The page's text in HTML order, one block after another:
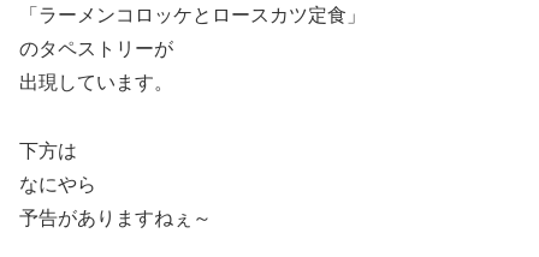
「ラーメンコロッケとロースカツ定食」
のタペストリーが
出現しています。
下方は
なにやら
予告がありますねぇ～